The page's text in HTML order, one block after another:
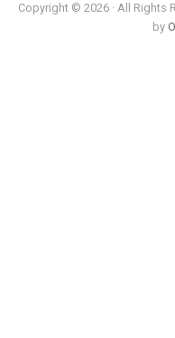
Copyright © 2026 · All Rights
by